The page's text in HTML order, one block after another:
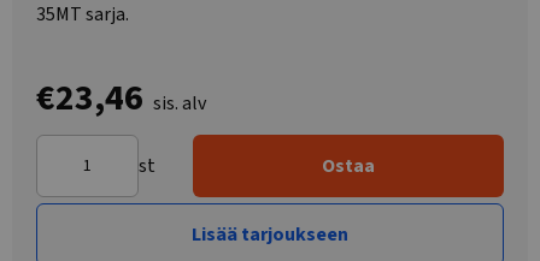
35MT sarja.
€23,46 sis. alv
st Ostaa
Lisää tarjoukseen